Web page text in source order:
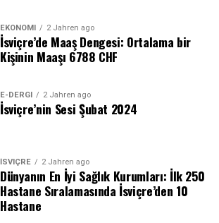
EKONOMI 2 Jahren ago
İsviçre’de Maaş Dengesi: Ortalama bir
Kişinin Maaşı 6788 CHF
E-DERGI 2 Jahren ago
İsviçre’nin Sesi Şubat 2024
İSVIÇRE 2 Jahren ago
Dünyanın En İyi Sağlık Kurumları: İlk 250
Hastane Sıralamasında İsviçre’den 10
Hastane